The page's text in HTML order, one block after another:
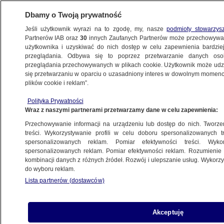
FAKTY PO FAKTACH
Pomysły kandydatek
Mikołaj Stępień
9.06.2026, 20:32Aktualizacja:9.06.2026, 21:55
Posłuchaj artykułu
Czyta lektor AI
Dbamy o Twoją prywatność
Jeśli użytkownik wyrazi na to zgodę, my, naszepodmioty
Partnerów IAB oraz30 innych Zaufanych Partnerów może
użytkownika i uzyskiwać do nich dostęp w celu zapewnienia
przeglądania. Odbywa się to poprzez przetwarzanie danych
przeglądania przechowywanych w plikach cookie. Użytkownik może
się przetwarzaniu w oparciu o uzasadniony interes w dowolnym
plików cookie i reklam”.
Polityka Prywatności
Wraz z naszymi partnerami przetwarzamy dane w celu zapewnienia:
Przechowywanie informacji na urządzeniu lub dostęp do nich.
treści. Wykorzystywanie profili w celu doboru spersonalizowanych
spersonalizowanych reklam. Pomiar efektywności treści.
spersonalizowanych reklam. Pomiar efektywności reklam.
kombinacji danych z różnych źródeł. Rozwój i ulepszanie usług.
do wyboru reklam.
Lista partnerów (dostawców)
Akceptuję